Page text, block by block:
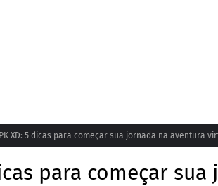
PK XD: 5 dicas para começar sua jornada na aventura
para começar